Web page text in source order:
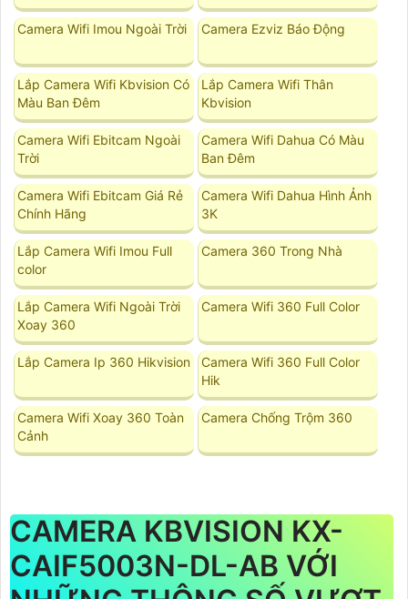
Camera Wifi Imou Ngoài Trời Camera Ezviz Báo Động
Lắp Camera Wifi Kbvision Có
Màu Ban Đêm
Lắp Camera Wifi Thân
Kbvision
Camera Wifi Ebitcam Ngoài
Trời
Camera Wifi Dahua Có Màu
Ban Đêm
Camera Wifi Ebitcam Giá Rẻ
Chính Hãng
Camera Wifi Dahua Hình Ảnh
3K
Lắp Camera Wifi Imou Full
color
Camera 360 Trong Nhà
Lắp Camera Wifi Ngoài Trời
Xoay 360
Camera Wifi 360 Full Color
Lắp Camera Ip 360 Hikvision
Camera Wifi 360 Full Color
Hik
Camera Wifi Xoay 360 Toàn
Cảnh
Camera Chống Trộm 360
CAMERA KBVISION KX-
CAIF5003N-DL-AB VỚI